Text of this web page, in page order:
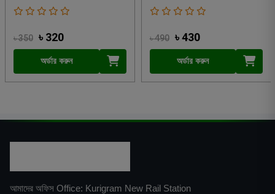
৳ 350 ৳ 320
অর্ডার করুন
৳ 490 ৳ 430
অর্ডার করুন
আমাদের অফিস Office: Kurigram New Rail Station